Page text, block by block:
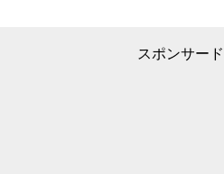
スポンサー